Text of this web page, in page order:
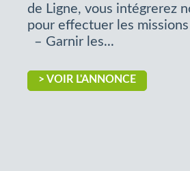
de Ligne, vous intégrerez
pour effectuer les
– Garnir les...
> VOIR L'ANNONCE